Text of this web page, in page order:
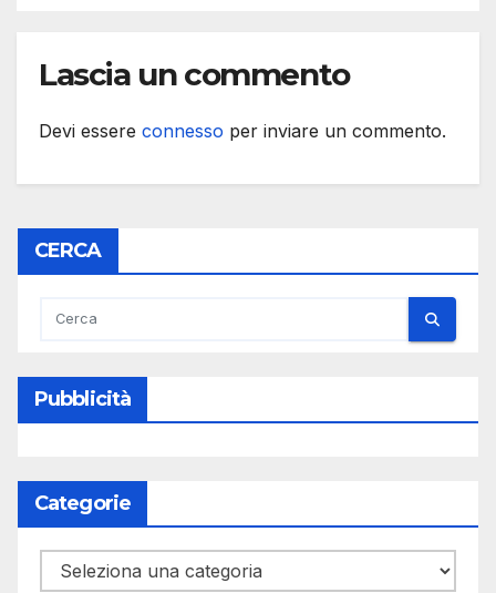
Lascia un commento
Devi essere connesso per inviare un commento.
CERCA
Pubblicità
Categorie
Categorie